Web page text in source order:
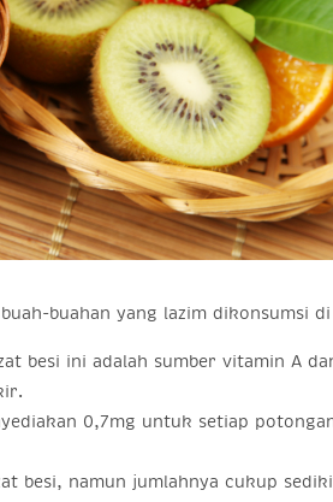
buahan yang lazim dikonsumsi
besi ini adalah sumber vitamin A
0,7mg untuk setiap
besi, namun jumlahnya cukup